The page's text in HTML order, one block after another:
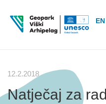
EN
12.2.2018
Natječaj za